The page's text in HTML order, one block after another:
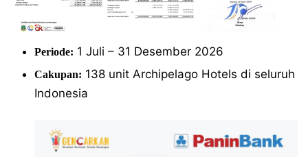
Periode: 1 Juli – 31 Desember 2026
Cakupan: 138 unit Archipelago Hotels di seluruh
Indonesia